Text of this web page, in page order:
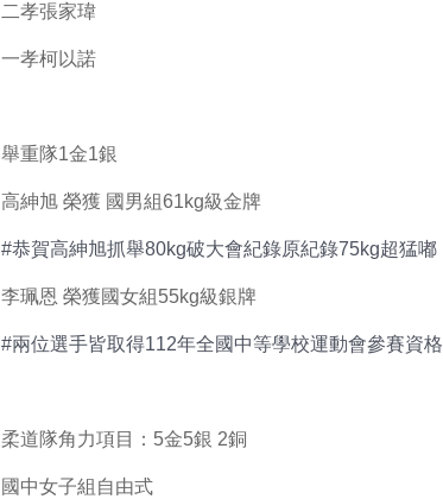
二孝張家瑋
一孝柯以諾
舉重隊1金1銀
高紳旭 榮獲 國男組61kg級金牌
#恭賀高紳旭抓舉80kg破大會紀錄原紀錄75kg超猛嘟
李珮恩 榮獲國女組55kg級銀牌
#兩位選手皆取得112年全國中等學校運動會參賽資格
柔道隊角力項目：5金5銀 2銅
國中女子組自由式